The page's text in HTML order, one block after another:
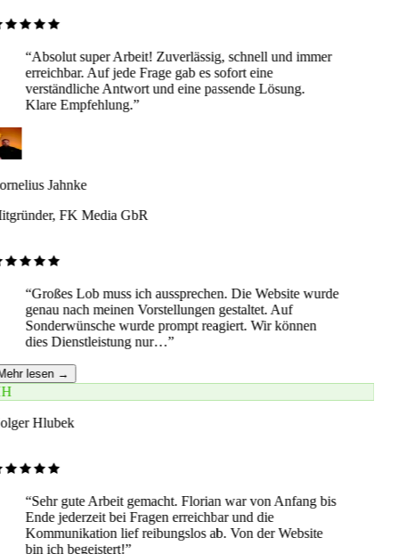
“Absolut super Arbeit! Zuverlässig, schnell und immer
erreichbar. Auf jede Frage gab es sofort eine
verständliche Antwort und eine passende Lösung.
Klare Empfehlung.”
Jahnke
FK Media GbR
“Großes Lob muss ich aussprechen. Die Website wurde
genau nach meinen Vorstellungen gestaltet. Auf
Sonderwünsche wurde prompt reagiert. Wir können
dies Dienstleistung nur…”
lesen →
Hlubek
“Sehr gute Arbeit gemacht. Florian war von Anfang bis
Ende jederzeit bei Fragen erreichbar und die
Kommunikation lief reibungslos ab. Von der Website
bin ich begeistert!”